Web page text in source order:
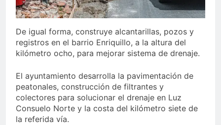
De igual forma, construye alcantarillas, pozos y
registros en el barrio Enriquillo, a la altura del
kilómetro ocho, para mejorar sistema de drenaje.
El ayuntamiento desarrolla la pavimentación de
peatonales, construcción de filtrantes y
colectores para solucionar el drenaje en Luz
Consuelo Norte y la costa del kilómetro siete de
la referida vía.